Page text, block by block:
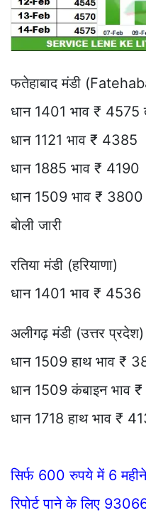
फतेहाबाद मंडी
धान 1401 भाव ₹ 4575
धान 1121 भाव ₹ 4385
धान 1885 भाव ₹ 4190
धान 1509 भाव ₹ 3800
बोली जारी
रतिया मंडी (हरियाणा)
धान 1401 भाव ₹
अलीगढ़ मंडी (उत्तर प्रदेश)
धान 1509 हाथ भाव ₹
धान 1509 कंबाइन भाव
धान 1718 हाथ भाव ₹
सिर्फ 600 रुपये में 6
रिपोर्ट पाने के लिए